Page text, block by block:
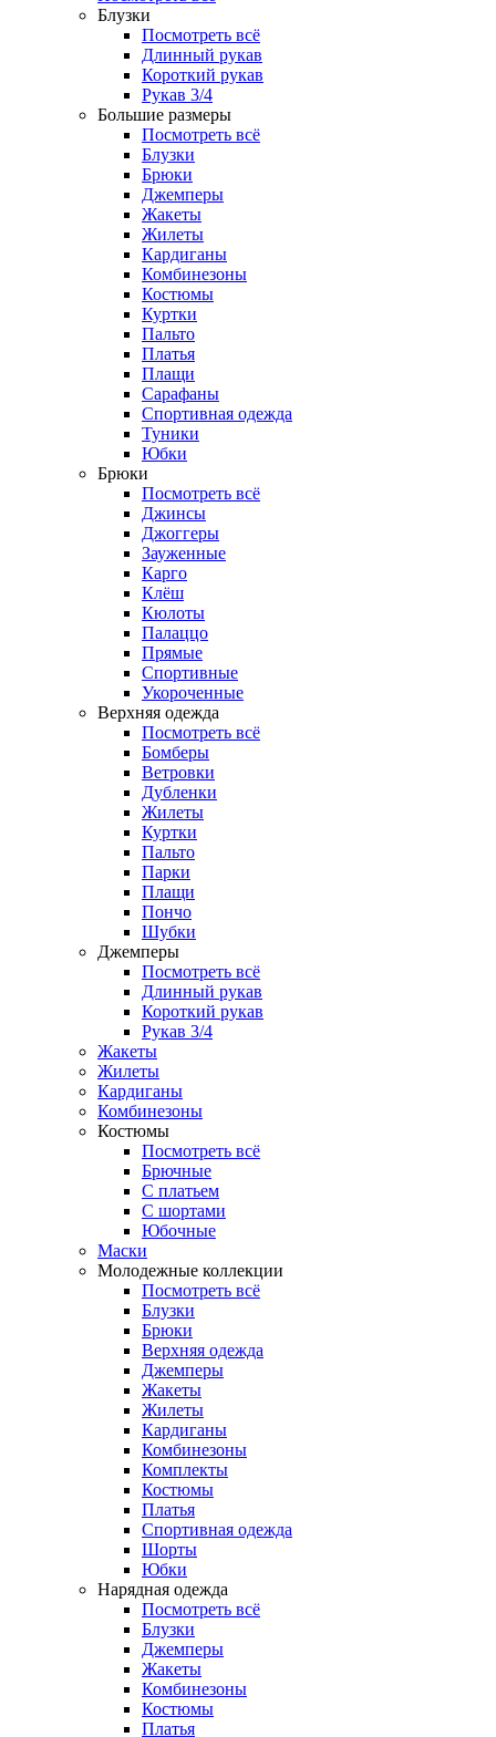
Блузки
Посмотреть всё
Длинный рукав
Короткий рукав
Рукав 3/4
Большие размеры
Посмотреть всё
Блузки
Брюки
Джемперы
Жакеты
Жилеты
Кардиганы
Комбинезоны
Костюмы
Куртки
Пальто
Платья
Плащи
Сарафаны
Спортивная одежда
Туники
Юбки
Брюки
Посмотреть всё
Джинсы
Джоггеры
Зауженные
Карго
Клёш
Кюлоты
Палаццо
Прямые
Спортивные
Укороченные
Верхняя одежда
Посмотреть всё
Бомберы
Ветровки
Дубленки
Жилеты
Куртки
Пальто
Парки
Плащи
Пончо
Шубки
Джемперы
Посмотреть всё
Длинный рукав
Короткий рукав
Рукав 3/4
Жакеты
Жилеты
Кардиганы
Комбинезоны
Костюмы
Посмотреть всё
Брючные
С платьем
С шортами
Юбочные
Маски
Молодежные коллекции
Посмотреть всё
Блузки
Брюки
Верхняя одежда
Джемперы
Жакеты
Жилеты
Кардиганы
Комбинезоны
Комплекты
Костюмы
Платья
Спортивная одежда
Шорты
Юбки
Нарядная одежда
Посмотреть всё
Блузки
Джемперы
Жакеты
Комбинезоны
Костюмы
Платья